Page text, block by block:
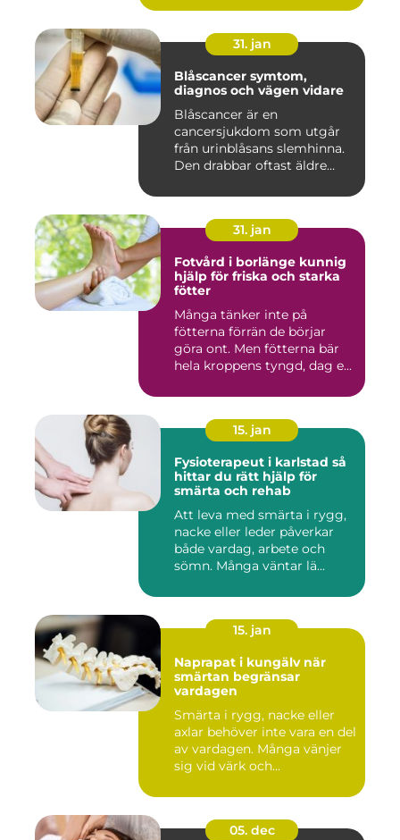
31. jan
Blåscancer symtom,
diagnos och vägen vidare
Blåscancer är en
cancersjukdom som utgår
från urinblåsans slemhinna.
Den drabbar oftast äldre
31. jan
Fotvård i borlänge kunnig
hjälp för friska och starka
fötter
Många tänker inte på
fötterna förrän de börjar
göra ont. Men fötterna bär
hela kroppens tyngd, dag e...
15. jan
Fysioterapeut i karlstad så
hittar du rätt hjälp för
smärta och rehab
Att leva med smärta i rygg,
nacke eller leder påverkar
både vardag, arbete och
sömn. Många väntar lä...
15. jan
Naprapat i kungälv när
smärtan begränsar
vardagen
Smärta i rygg, nacke eller
axlar behöver inte vara en del
av vardagen. Många vänjer
sig vid värk och...
05. dec